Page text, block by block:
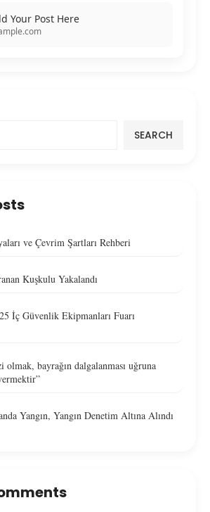
Your Post Here
SEARCH
ve Çevrim Şartları Rehberi
Kuşkulu Yakalandı
İç Güvenlik Ekipmanları Fuarı
olmak, bayrağın dalgalanması uğruna
Yangın, Yangın Denetim Altına Alındı